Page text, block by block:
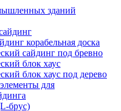
зданий
корабельная доска
сайдинг под бревно
блок хаус
блок хаус под дерево
для
брус)